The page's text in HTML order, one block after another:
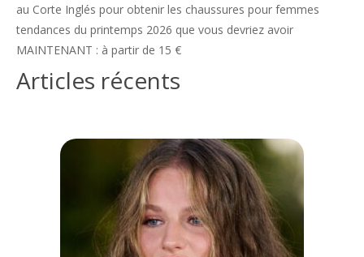
au Corte Inglés pour obtenir les chaussures pour femmes
tendances du printemps 2026 que vous devriez avoir
MAINTENANT : à partir de 15 €
Articles récents